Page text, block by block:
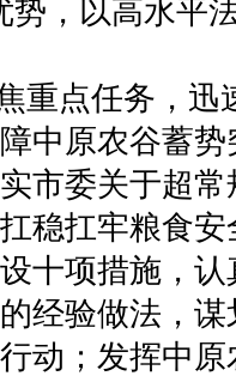
势，以高水平
重点任务，迅
中原农谷蓄
市委关于超
稳扛牢粮食
十项措施，
经验做法，
动；发挥中